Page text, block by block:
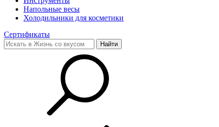
Напольные весы
Холодильники для косметики
Сертификаты